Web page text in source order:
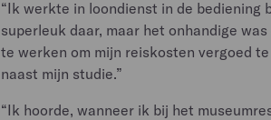
“Ik werkte in loondienst in de bediening
superleuk daar, maar het onhandige
te werken om mijn reiskosten vergoed
naast mijn studie.”
“Ik hoorde, wanneer ik bij het